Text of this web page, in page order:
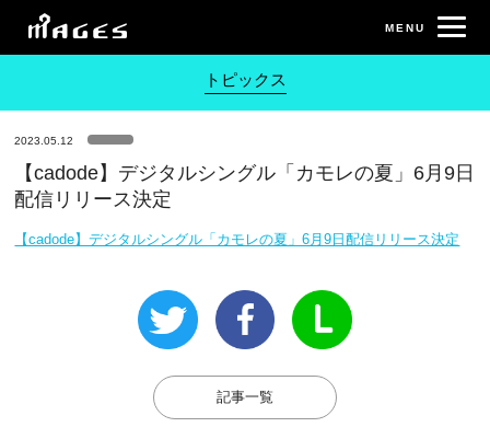
トピックス
2023.05.12
【cadode】デジタルシングル「カモレの夏」6月9日
配信リリース決定
【cadode】デジタルシングル「カモレの夏」6月9日配信リリース決定
記事一覧